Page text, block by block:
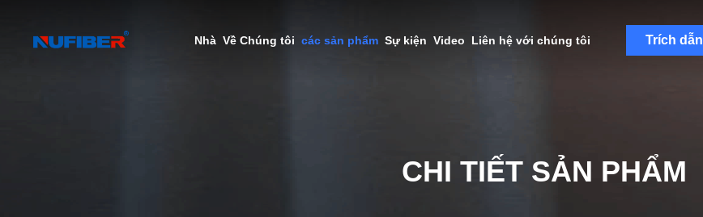
Nhà Về Chúng tôi các sản phẩm Sự kiện Video Liên hệ với chúng tôi Trích dẫn
CHI TIẾT SẢN PHẨM